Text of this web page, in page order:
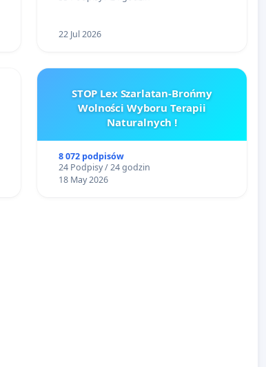
22 Jul 2026
STOP Lex Szarlatan-Brońmy
Wolności Wyboru Terapii
Naturalnych !
8 072 podpisów
24 Podpisy / 24 godzin
18 May 2026